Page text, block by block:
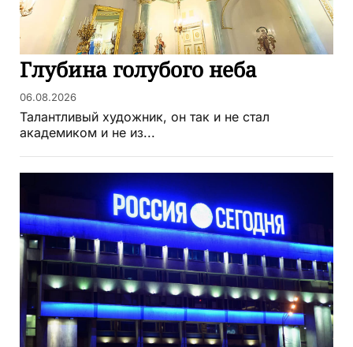
Глубина голубого неба
06.08.2026
Талантливый художник, он так и не стал
академиком и не из...